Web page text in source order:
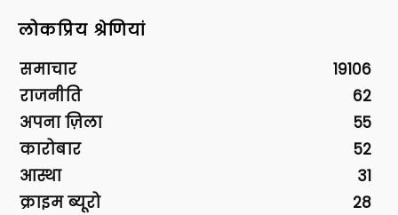
लोकप्रिय श्रेणियां
समाचार
19106
राजनीति
62
अपना ज़िला
55
कारोबार
52
आस्था
31
क्राइम ब्यूरो
28